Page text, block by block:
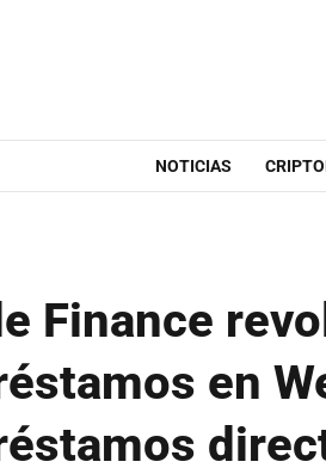
NOTICIAS
Finance
en